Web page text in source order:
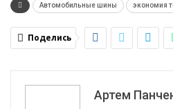
Автомобильные шины экономия
Поделись
Артем